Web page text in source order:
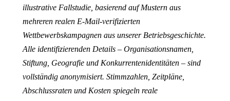
illustrative Fallstudie, basierend auf Mustern aus
mehreren realen E-Mail-verifizierten
Wettbewerbskampagnen aus unserer Betriebsgeschichte.
Alle identifizierenden Details – Organisationsnamen,
Stiftung, Geografie und Konkurrentenidentitäten – sind
vollständig anonymisiert. Stimmzahlen, Zeitpläne,
Abschlussraten und Kosten spiegeln reale